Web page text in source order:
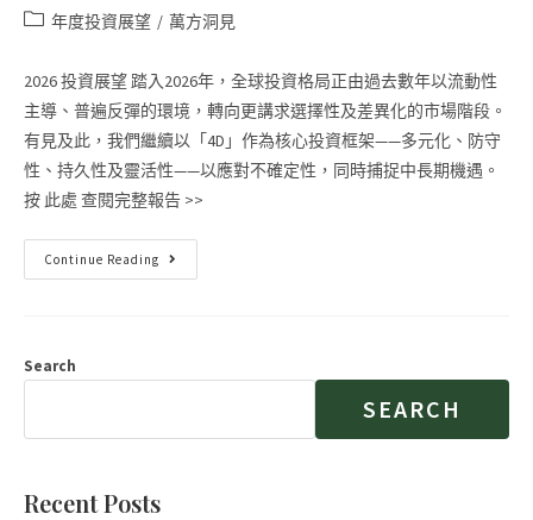
年度投資展望 / 萬方洞見
2026 投資展望 踏入2026年，全球投資格局正由過去數年以流動性
主導、普遍反彈的環境，轉向更講求選擇性及差異化的市場階段。
有見及此，我們繼續以「4D」作為核心投資框架——多元化、防守
性、持久性及靈活性——以應對不確定性，同時捕捉中長期機遇。
按 此處 查閱完整報告 >>
Continue Reading
Search
SEARCH
Recent Posts